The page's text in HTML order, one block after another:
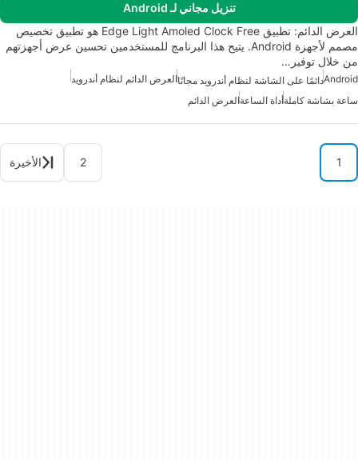
تنزيل مجاني لـ Android
العرض الدائم: تطبيق Edge Light Amoled Clock Free هو تطبيق تخصيص
مصمم لأجهزة Android. يتيح هذا البرنامج للمستخدمين تحسين عرض أجهزتهم
من خلال توفير…
Androidدائمًا على الشاشة لنظام أندرويد مجانًاالعرض الدائم لنظام أندرويد
ساعة بشاشة كاملةأداة الساعةالعرض الدائم
1
2 الأخيرة